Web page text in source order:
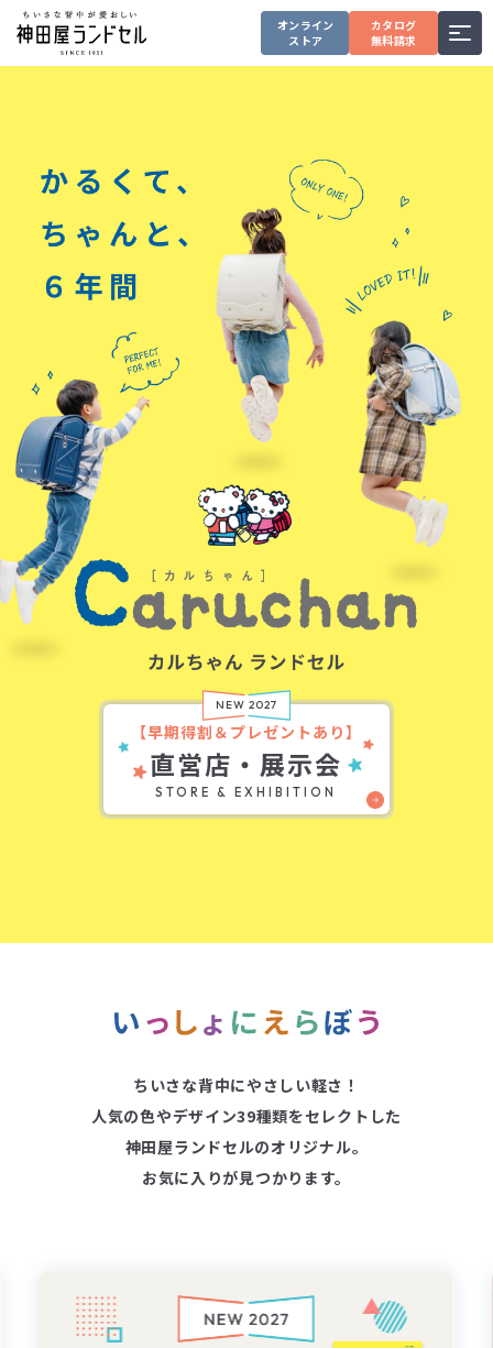
オンライン
ストア
カタログ
無料請求
ちいさな背中にやさしい軽さ！
人気の色やデザイン39種類をセレクトした
神田屋ランドセルのオリジナル。
お気に入りが見つかります。
NEW 2027
【早期得割＆プレゼントあり】
直営店・展示会
STORE & EXHIBITION